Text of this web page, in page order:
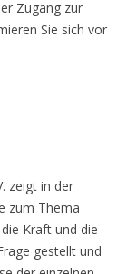
Zugang zur
Sie sich vor
zeigt in der
zum Thema
Kraft und die
gestellt und